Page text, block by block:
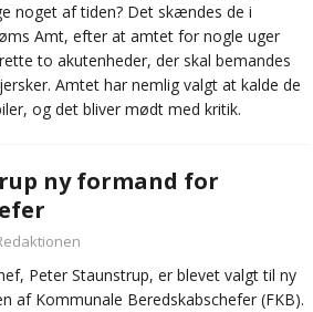
noget af tiden? Det skændes de i
Amt, efter at amtet for nogle uger
to akutenheder, der skal bemandes
Amtet har nemlig valgt at kalde de
og det bliver mødt med kritik.
ny formand for
Peter Staunstrup, er blevet valgt til ny
af Kommunale Beredskabschefer (FKB).